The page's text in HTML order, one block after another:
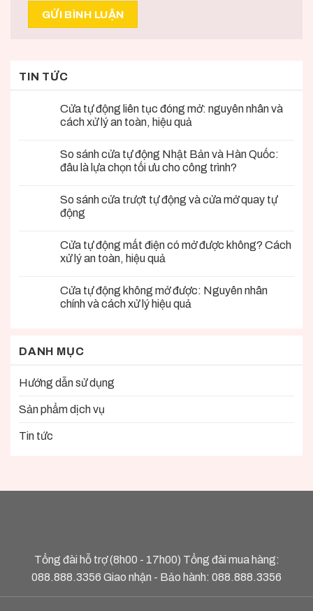
TIN TỨC
Cửa tự động liên tục đóng mở: nguyên nhân và
cách xử lý an toàn, hiệu quả
So sánh cửa tự động Nhật Bản và Hàn Quốc:
đâu là lựa chọn tối ưu cho công trình?
So sánh cửa trượt tự động và cửa mở quay tự
động
Cửa tự động mất điện có mở được không? Cách
xử lý an toàn, hiệu quả
Cửa tự động không mở được: Nguyên nhân
chính và cách xử lý hiệu quả
DANH MỤC
Hướng dẫn sử dụng
Sản phẩm dịch vụ
Tin tức
Tổng đài hỗ trợ (8h00 - 17h00) Tổng đài mua hàng:
088.888.3356 Giao nhận - Bảo hành: 088.888.3356